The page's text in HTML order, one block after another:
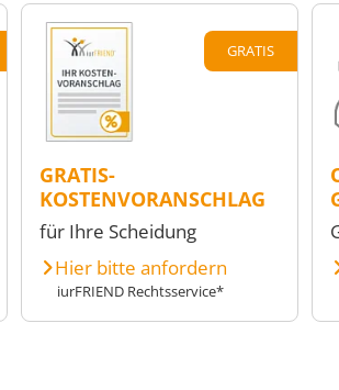
GRATIS
GRATIS-
KOSTENVORANSCHLAG
für Ihre Scheidung
Hier bitte anfordern
iurFRIEND Rechtsservice*